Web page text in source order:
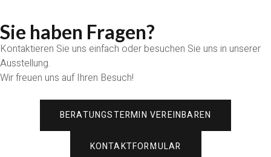
Sie haben Fragen?
Kontaktieren Sie uns einfach oder besuchen Sie uns in unserer
Ausstellung.
Wir freuen uns auf Ihren Besuch!
BERATUNGSTERMIN VEREINBAREN
KONTAKTFORMULAR